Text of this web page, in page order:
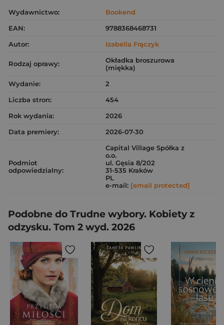
Wydawnictwo:
Bookend
EAN:
9788368468731
Autor:
Izabella Frączyk
Rodzaj oprawy:
Okładka broszurowa
(miękka)
Wydanie:
2
Liczba stron:
454
Rok wydania:
2026
Data premiery:
2026-07-30
Podmiot
odpowiedzialny:
Capital Village Spółka z
o.o.
ul. Gęsia 8/202
31-535 Kraków
PL
e-mail: [email protected]
Podobne do Trudne wybory. Kobiety z
odzysku. Tom 2 wyd. 2026